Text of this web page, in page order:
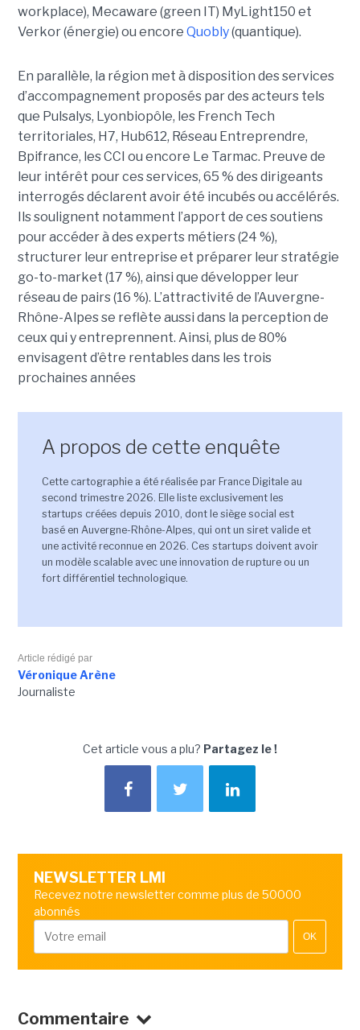
workplace), Mecaware (green IT) MyLight150 et
Verkor (énergie) ou encore Quobly(quantique).
En parallèle, la région met à disposition des services
d’accompagnement proposés par des acteurs tels
que Pulsalys, Lyonbiopôle, les French Tech
territoriales, H7, Hub612, Réseau Entreprendre,
Bpifrance, les CCI ou encore Le Tarmac. Preuve de
leur intérêt pour ces services, 65 % des dirigeants
interrogés déclarent avoir été incubés ou accélérés.
Ils soulignent notamment l’apport de ces soutiens
pour accéder à des experts métiers (24 %),
structurer leur entreprise et préparer leur stratégie
go-to-market (17 %), ainsi que développer leur
réseau de pairs (16 %). L’attractivité de l’Auvergne-
Rhône-Alpes se reflète aussi dans la perception de
ceux qui y entreprennent. Ainsi, plus de 80%
envisagent d’être rentables dans les trois
prochaines années
A propos de cette enquête
Cette cartographie a été réalisée par France Digitale au
second trimestre 2026. Elle liste exclusivement les
startups créées depuis 2010, dont le siège social est
basé en Auvergne-Rhône-Alpes, qui ont un siret valide et
une activité reconnue en 2026. Ces startups doivent avoir
un modèle scalable avec une innovation de rupture ou un
fort différentiel technologique.
Article rédigé par
Véronique Arène
Journaliste
Cet article vous a plu? Partagez le !
NEWSLETTER LMI
Recevez notre newsletter comme plus de 50000
abonnés
OK
Commentaire